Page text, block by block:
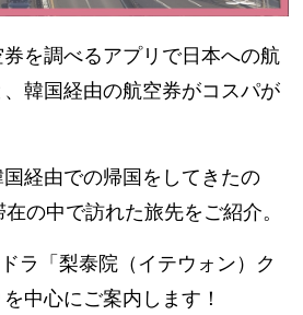
を調べるアプリで日本への航
韓国経由の航空券がコスパが
経由での帰国をしてきたの
の中で訪れた旅先をご紹介。
ラ「梨泰院（イテウォン）ク
中心にご案内します！